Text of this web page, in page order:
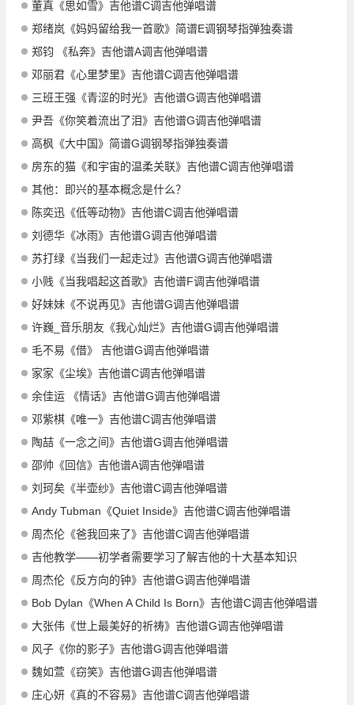
董真《思如雪》吉他谱C调吉他弹唱谱
郑绪岚《妈妈留给我一首歌》简谱E调钢琴指弹独奏谱
郑钧 《私奔》吉他谱A调吉他弹唱谱
邓丽君《心里梦里》吉他谱C调吉他弹唱谱
三班王强《青涩的时光》吉他谱G调吉他弹唱谱
尹吾《你笑着流出了泪》吉他谱G调吉他弹唱谱
高枫《大中国》简谱G调钢琴指弹独奏谱
房东的猫《和宇宙的温柔关联》吉他谱C调吉他弹唱谱
其他：即兴的基本概念是什么？
陈奕迅《低等动物》吉他谱C调吉他弹唱谱
刘德华《冰雨》吉他谱G调吉他弹唱谱
苏打绿《当我们一起走过》吉他谱G调吉他弹唱谱
小贱《当我唱起这首歌》吉他谱F调吉他弹唱谱
好妹妹《不说再见》吉他谱G调吉他弹唱谱
许巍_音乐朋友《我心灿烂》吉他谱G调吉他弹唱谱
毛不易《借》 吉他谱G调吉他弹唱谱
家家《尘埃》吉他谱C调吉他弹唱谱
余佳运 《情话》吉他谱G调吉他弹唱谱
邓紫棋《唯一》吉他谱C调吉他弹唱谱
陶喆《一念之间》吉他谱G调吉他弹唱谱
邵帅《回信》吉他谱A调吉他弹唱谱
刘珂矣《半壶纱》吉他谱C调吉他弹唱谱
Andy Tubman《Quiet Inside》吉他谱C调吉他弹唱谱
周杰伦《爸我回来了》吉他谱C调吉他弹唱谱
吉他教学——初学者需要学习了解吉他的十大基本知识
周杰伦《反方向的钟》吉他谱G调吉他弹唱谱
Bob Dylan《When A Child Is Born》吉他谱C调吉他弹唱谱
大张伟《世上最美好的祈祷》吉他谱G调吉他弹唱谱
风子《你的影子》吉他谱G调吉他弹唱谱
魏如萱《窃笑》吉他谱G调吉他弹唱谱
庄心妍《真的不容易》吉他谱C调吉他弹唱谱